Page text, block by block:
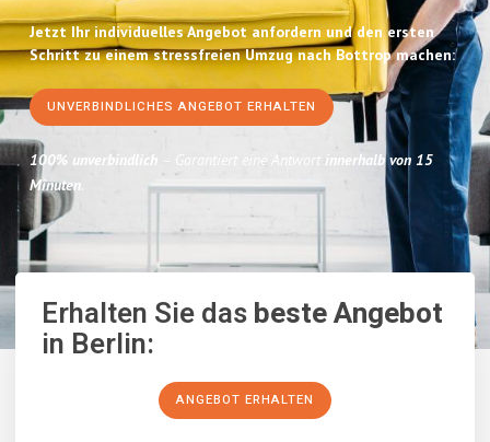
Jetzt Ihr individuelles Angebot anfordern und den ersten
Schritt zu einem stressfreien Umzug nach Bottrop machen:
UNVERBINDLICHES ANGEBOT ERHALTEN
100% unverbindlich – Garantiert eine Antwort innerhalb von 15
Minuten.
Erhalten Sie dasbeste Angebot
in Berlin:
ANGEBOT ERHALTEN